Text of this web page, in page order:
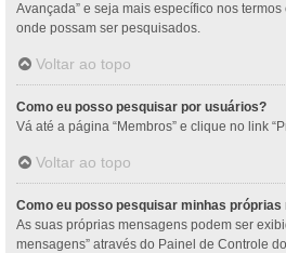
Avançada” e seja mais específico nos
onde possam ser pesquisados.
Voltar ao topo
Como eu posso pesquisar por usuários?
Vá até a página “Membros” e clique no link
Voltar ao topo
Como eu posso pesquisar minhas
As suas próprias mensagens podem ser
mensagens” através do Painel de Controle